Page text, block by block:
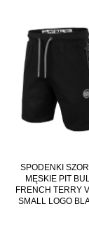
SPODENKI
MĘSKIE PIT
FRENCH TERRY
SMALL LOGO